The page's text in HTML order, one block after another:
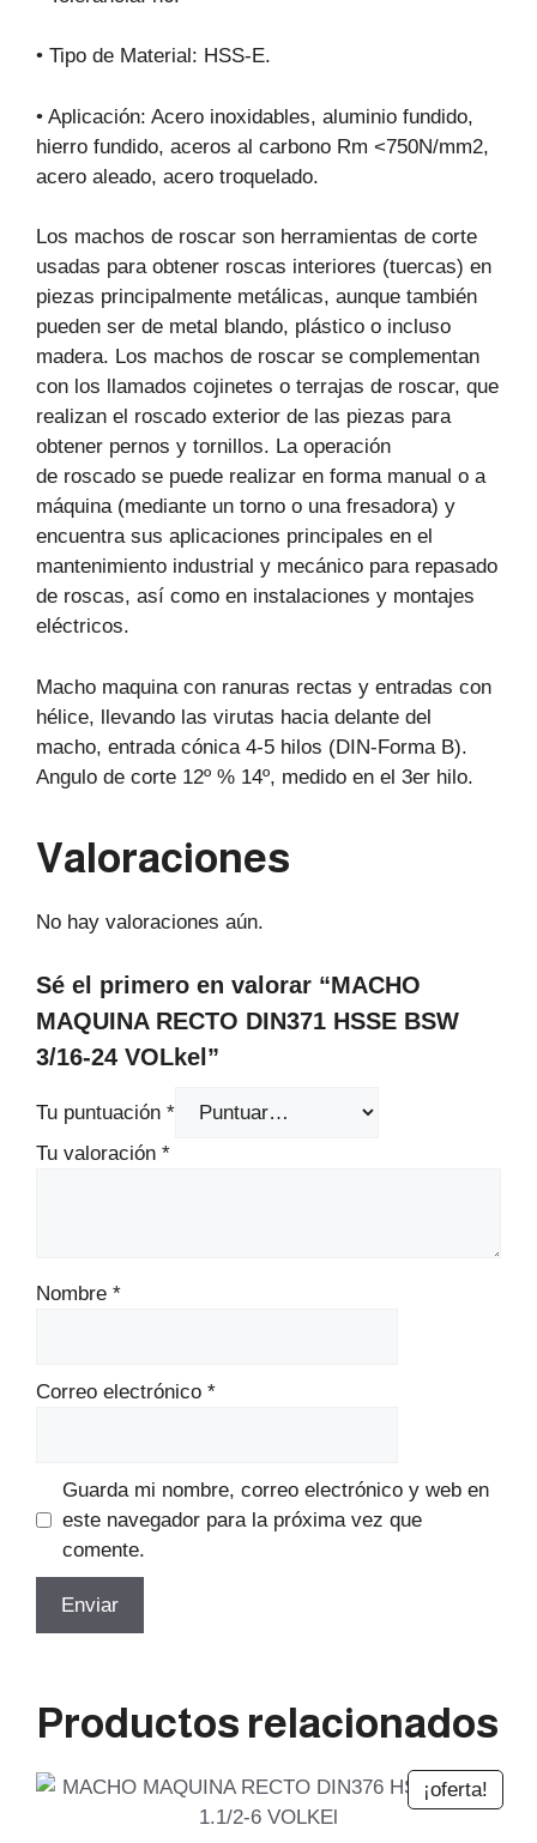
• Tipo de Material: HSS-E.
• Aplicación: Acero inoxidables, aluminio fundido,
hierro fundido, aceros al carbono Rm <750N/mm2,
acero aleado, acero troquelado.
Los machos de roscar son herramientas de corte
usadas para obtener roscas interiores (tuercas) en
piezas principalmente metálicas, aunque también
pueden ser de metal blando, plástico o incluso
madera. Los machos de roscar se complementan
con los llamados cojinetes o terrajas de roscar, que
realizan el roscado exterior de las piezas para
obtener pernos y tornillos. La operación
de roscado se puede realizar en forma manual o a
máquina (mediante un torno o una fresadora) y
encuentra sus aplicaciones principales en el
mantenimiento industrial y mecánico para repasado
de roscas, así como en instalaciones y montajes
eléctricos.
Macho maquina con ranuras rectas y entradas con
hélice, llevando las virutas hacia delante del
macho, entrada cónica 4-5 hilos (DIN-Forma B).
Angulo de corte 12º % 14º, medido en el 3er hilo.
Valoraciones
No hay valoraciones aún.
Sé el primero en valorar “MACHO
MAQUINA RECTO DIN371 HSSE BSW
3/16-24 VOLkel”
Tu puntuación *
Tu valoración *
Nombre *
Correo electrónico *
Guarda mi nombre, correo electrónico y web en
este navegador para la próxima vez que
comente.
Productos relacionados
¡oferta!